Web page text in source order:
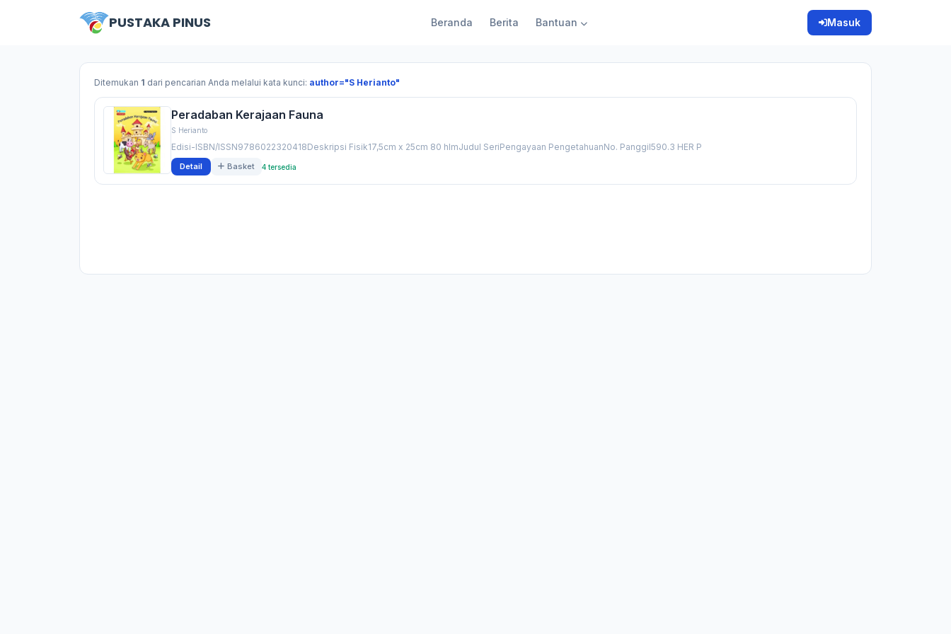
PUSTAKA PINUS Beranda Berita Bantuan Masuk
Ditemukan 1 dari pencarian Anda melalui kata kunci: author="S Herianto"
Peradaban Kerajaan Fauna
S Herianto
Edisi-ISBN/ISSN9786022320418Deskripsi Fisik17,5cm x 25cm 80 hlmJudul SeriPengayaan PengetahuanNo. Panggil590.3 HER P
Detail Basket 4 tersedia